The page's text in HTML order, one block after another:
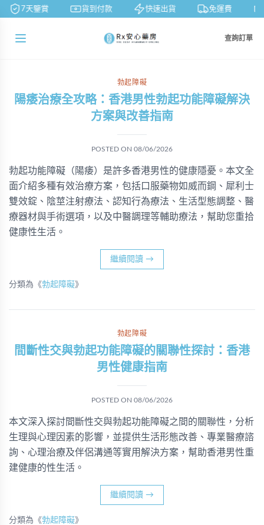
7天鑒賞 貨到付款 快速出貨 免運費
查詢訂單
勃起障礙
陽痿治療全攻略：香港男性勃起功能障礙解決
方案與改善指南
POSTED ON 08/06/2026
勃起功能障礙（陽痿）是許多香港男性的健康隱憂。本文全
面介紹多種有效治療方案，包括口服藥物如威而鋼、犀利士
雙效錠、陰莖注射療法、認知行為療法、生活型態調整、醫
療器材與手術選項，以及中醫調理等輔助療法，幫助您重拾
健康性生活。
繼續閱讀 →
分類為《勃起障礙》
勃起障礙
間斷性交與勃起功能障礙的關聯性探討：香港
男性健康指南
POSTED ON 08/06/2026
本文深入探討間斷性交與勃起功能障礙之間的關聯性，分析
生理與心理因素的影響，並提供生活形態改善、專業醫療諮
詢、心理治療及伴侶溝通等實用解決方案，幫助香港男性重
建健康的性生活。
繼續閱讀 →
分類為《勃起障礙》